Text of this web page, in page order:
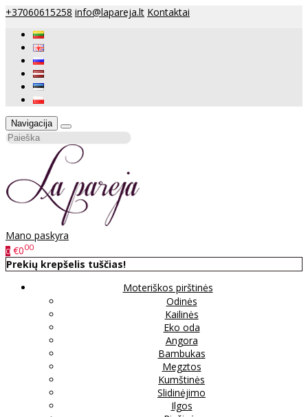
+37060615258 info@lapareja.lt Kontaktai
Navigacija
Mano paskyra
0 €000
Prekių krepšelis tuščias!
Moteriškos pirštinės
Odinės
Kailinės
Eko oda
Angora
Bambukas
Megztos
Kumštinės
Slidinėjimo
Ilgos